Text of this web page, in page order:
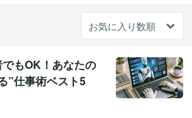
でもOK！あなたの
”仕事術ベスト5